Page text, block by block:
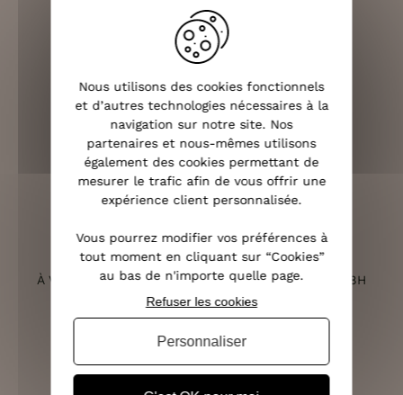
LIVRAISON RAPIDE
OFFERTE DÈS 70€
RETOURS SOUS 14 JOURS
(VOIR LES CONDITIONS)
SERVICE CLIENT
À VOTRE ÉCOUTE DU LUNDI AU SAMEDI DE 10H À 18H
PAIEMENT 100% SÉCURISÉ
Nous utilisons des cookies fonctionnels
et d’autres technologies nécessaires à la
navigation sur notre site. Nos
partenaires et nous-mêmes utilisons
également des cookies permettant de
mesurer le trafic afin de vous offrir une
expérience client personnalisée.
Vous pourrez modifier vos préférences à
tout moment en cliquant sur “Cookies”
au bas de n'importe quelle page.
Refuser les cookies
Personnaliser